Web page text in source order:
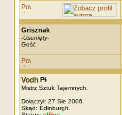
Grisznak
-Usunięty-
Gość
Vodh
Mistrz Sztuk Tajemnych.
Dołączył: 27 Sie 2006
Skąd: Edinburgh.